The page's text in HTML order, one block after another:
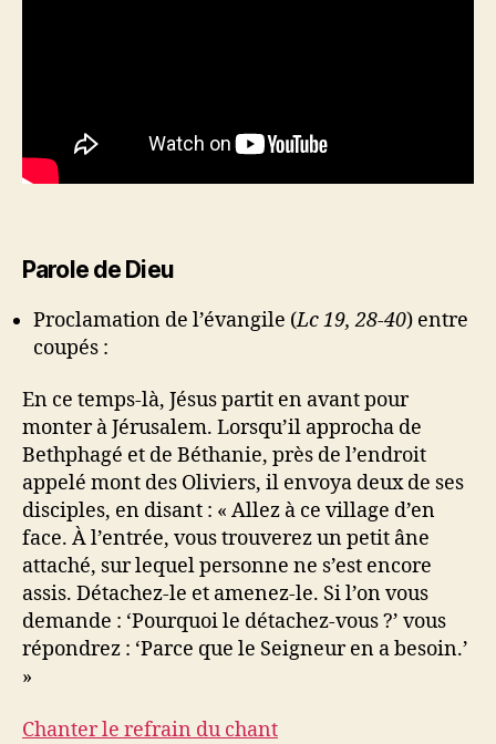
Parole de Dieu
Proclamation de l’évangile (Lc 19, 28-40) entre
coupés :
En ce temps-là, Jésus partit en avant pour
monter à Jérusalem. Lorsqu’il approcha de
Bethphagé et de Béthanie, près de l’endroit
appelé mont des Oliviers, il envoya deux de ses
disciples, en disant : « Allez à ce village d’en
face. À l’entrée, vous trouverez un petit âne
attaché, sur lequel personne ne s’est encore
assis. Détachez-le et amenez-le. Si l’on vous
demande : ‘Pourquoi le détachez-vous ?’ vous
répondrez : ‘Parce que le Seigneur en a besoin.’
»
Chanter le refrain du chant